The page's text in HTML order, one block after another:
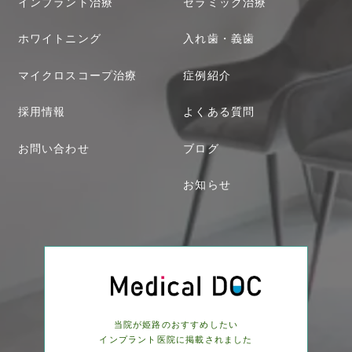
インプラント治療 セラミック治療
ホワイトニング 入れ歯・義歯
マイクロスコープ治療 症例紹介
採用情報 よくある質問
お問い合わせ ブログ
お知らせ
当院が姫路のおすすめしたい
インプラント医院に掲載されました